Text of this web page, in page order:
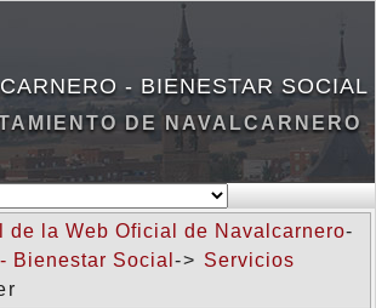
- BIENESTAR SOCIAL
DE NAVALCARNERO
de la Web Oficial de Navalcarnero-
Bienestar Social -> Servicios